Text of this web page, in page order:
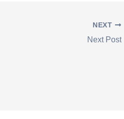
NEXT
Next Post